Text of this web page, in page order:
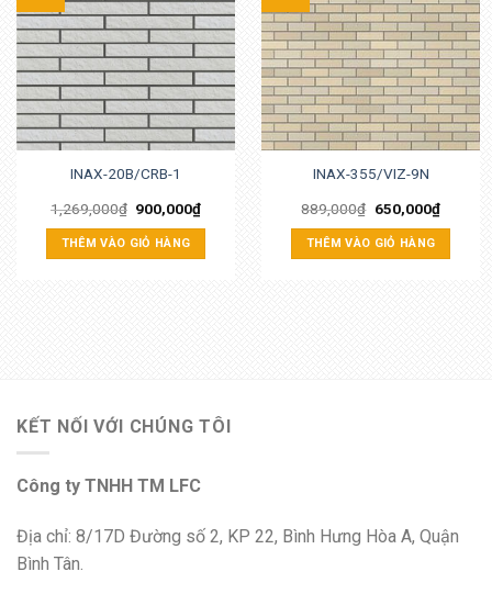
INAX-20B/CRB-1
1,269,000₫ 900,000₫
THÊM VÀO GIỎ HÀNG
INAX-355/VIZ-9N
889,000₫ 650,000₫
THÊM VÀO GIỎ HÀNG
KẾT NỐI VỚI CHÚNG TÔI
Công ty TNHH TM LFC
Địa chỉ: 8/17D Đường số 2, KP 22, Bình Hưng Hòa A, Quận
Bình Tân.